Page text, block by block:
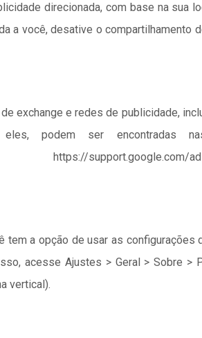
direcionada, com base na sua
a você, desative o compartilhamento
exchange e redes de publicidade,
podem ser encontradas
support.google.com/
a opção de usar as configurações
acesse Ajustes > Geral > Sobre >
vertical).